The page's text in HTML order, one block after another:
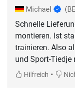
Michael
Schnelle
montieren. Ist
trainieren. Also
und Sport-Tiedje
Hilfreich •